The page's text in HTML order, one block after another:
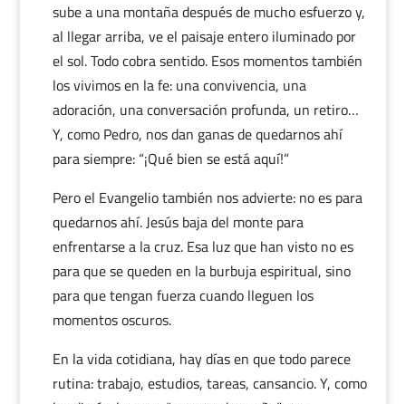
sube a una montaña después de mucho esfuerzo y,
al llegar arriba, ve el paisaje entero iluminado por
el sol. Todo cobra sentido. Esos momentos también
los vivimos en la fe: una convivencia, una
adoración, una conversación profunda, un retiro…
Y, como Pedro, nos dan ganas de quedarnos ahí
para siempre: “¡Qué bien se está aquí!”
Pero el Evangelio también nos advierte: no es para
quedarnos ahí. Jesús baja del monte para
enfrentarse a la cruz. Esa luz que han visto no es
para que se queden en la burbuja espiritual, sino
para que tengan fuerza cuando lleguen los
momentos oscuros.
En la vida cotidiana, hay días en que todo parece
rutina: trabajo, estudios, tareas, cansancio. Y, como